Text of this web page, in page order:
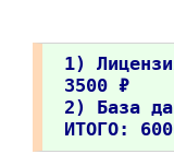
1)
3500 ₽
2) База
ИТОГО: